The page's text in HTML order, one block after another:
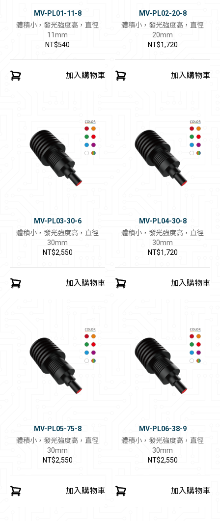
MV-PL01-11-8
體積小，發光強度高，直徑
11mm
NT$540
加入購物車
MV-PL02-20-8
體積小，發光強度高，直徑
20mm
NT$1,720
加入購物車
MV-PL03-30-6
體積小，發光強度高，直徑
30mm
NT$2,550
加入購物車
MV-PL04-30-8
體積小，發光強度高，直徑
30mm
NT$1,720
加入購物車
MV-PL05-75-8
體積小，發光強度高，直徑
30mm
NT$2,550
加入購物車
MV-PL06-38-9
體積小，發光強度高，直徑
30mm
NT$2,550
加入購物車